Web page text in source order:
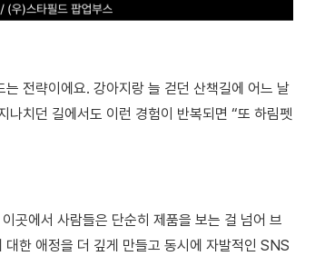
전략이에요. 강아지랑 늘 걷던 산책길에 어느 날
치던 길에서도 이런 경험이 반복되면 “또 하림펫
곳에서 사람들은 단순히 제품을 보는 걸 넘어 브
한 애정을 더 깊게 만들고 동시에 자발적인 SNS